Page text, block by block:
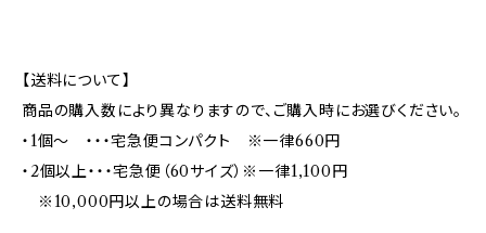
【送料について】
商品の購入数により異なりますので、ご購入時にお選びください。
・1個～ ・・・宅急便コンパクト ※一律660円
・2個以上・・・宅急便（60サイズ）※一律1,100円
※10,000円以上の場合は送料無料